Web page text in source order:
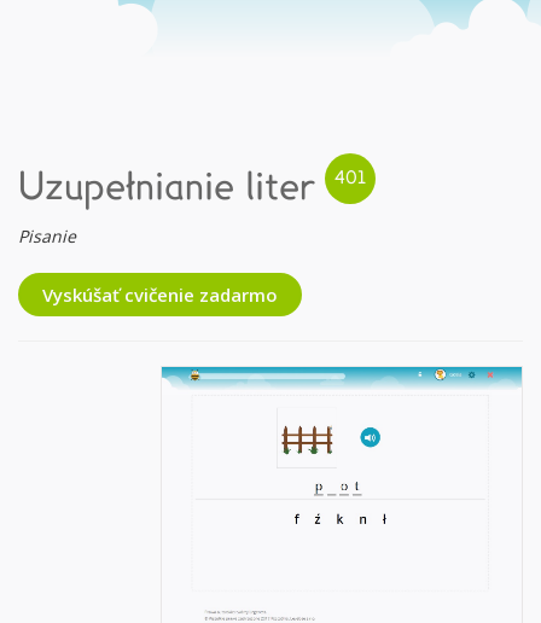
Uzupełnianie liter
Pisanie
Vyskúšať cvičenie zadarmo